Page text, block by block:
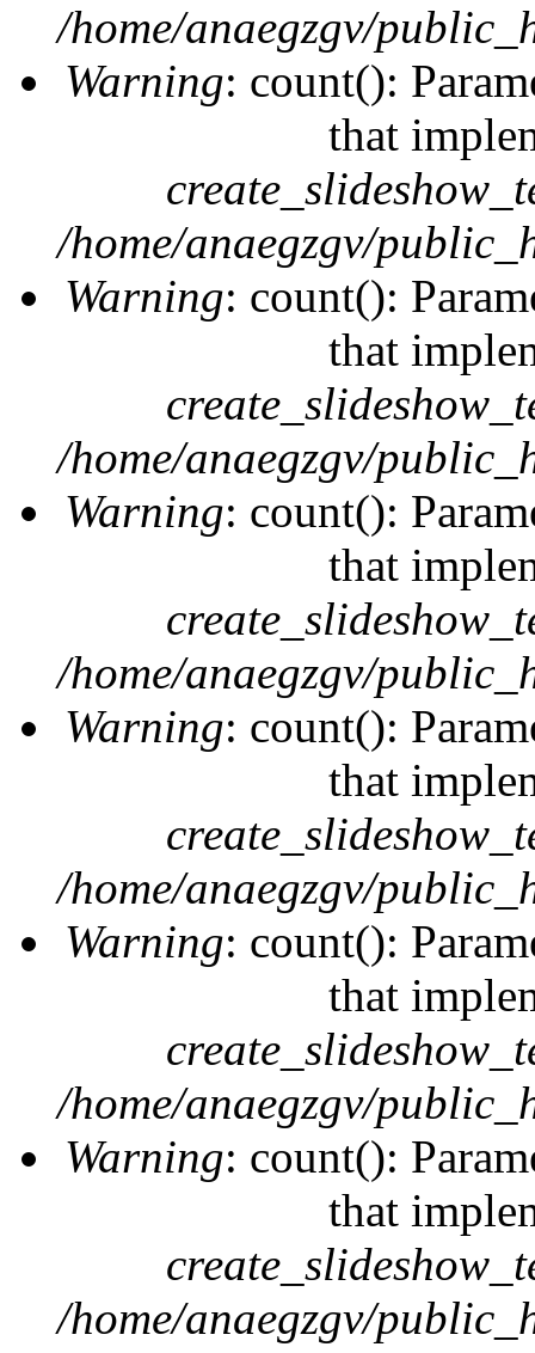
/home/anaegzgv/
Warning: count():
that
/home/anaegzgv/
Warning: count():
that
/home/anaegzgv/
Warning: count():
that
/home/anaegzgv/
Warning: count():
that
/home/anaegzgv/
Warning: count():
that
/home/anaegzgv/
Warning: count():
that
/home/anaegzgv/